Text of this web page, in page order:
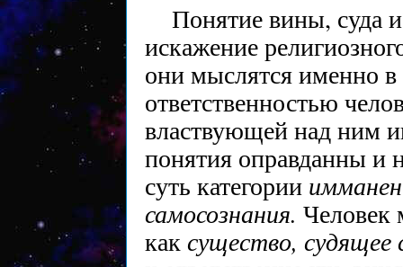
Понятие вины, суда
искажение
они мыслятся именно
ответственностью
властвующей над ним
понятия оправданны и
суть категории
самосознания. Человек
каксущество, судящее